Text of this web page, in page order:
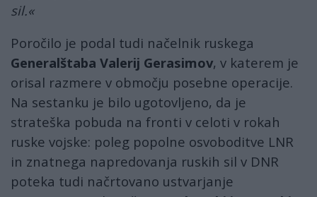
sil.«
Poročilo je podal tudi načelnik ruskega
Generalštaba Valerij Gerasimov, v katerem je
orisal razmere v območju posebne operacije.
Na sestanku je bilo ugotovljeno, da je
strateška pobuda na fronti v celoti v rokah
ruske vojske: poleg popolne osvoboditve LNR
in znatnega napredovanja ruskih sil v DNR
poteka tudi načrtovano ustvarjanje